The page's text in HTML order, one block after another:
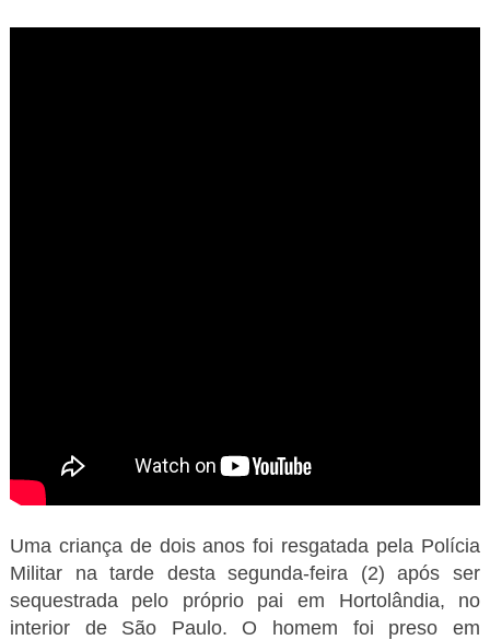
Uma criança de dois anos foi resgatada pela Polícia
Militar na tarde desta segunda-feira (2) após ser
sequestrada pelo próprio pai em Hortolândia, no
interior de São Paulo. O homem foi preso em